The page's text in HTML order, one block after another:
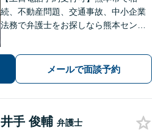
続、不動産問題、交通事故、中小企業
法務で弁護士をお探しなら熊本セント
受付可】【休日・夜間相談可】
メールで面談予約
井手 俊輔 弁護士